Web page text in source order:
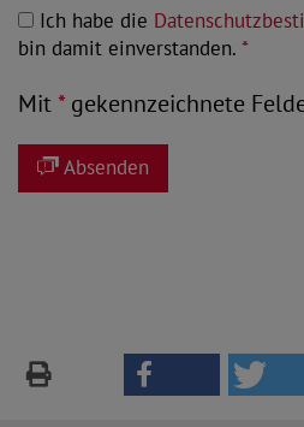
Ich habe die
bin damit einverstanden. *
Mit*gekennzeichnete
Absenden